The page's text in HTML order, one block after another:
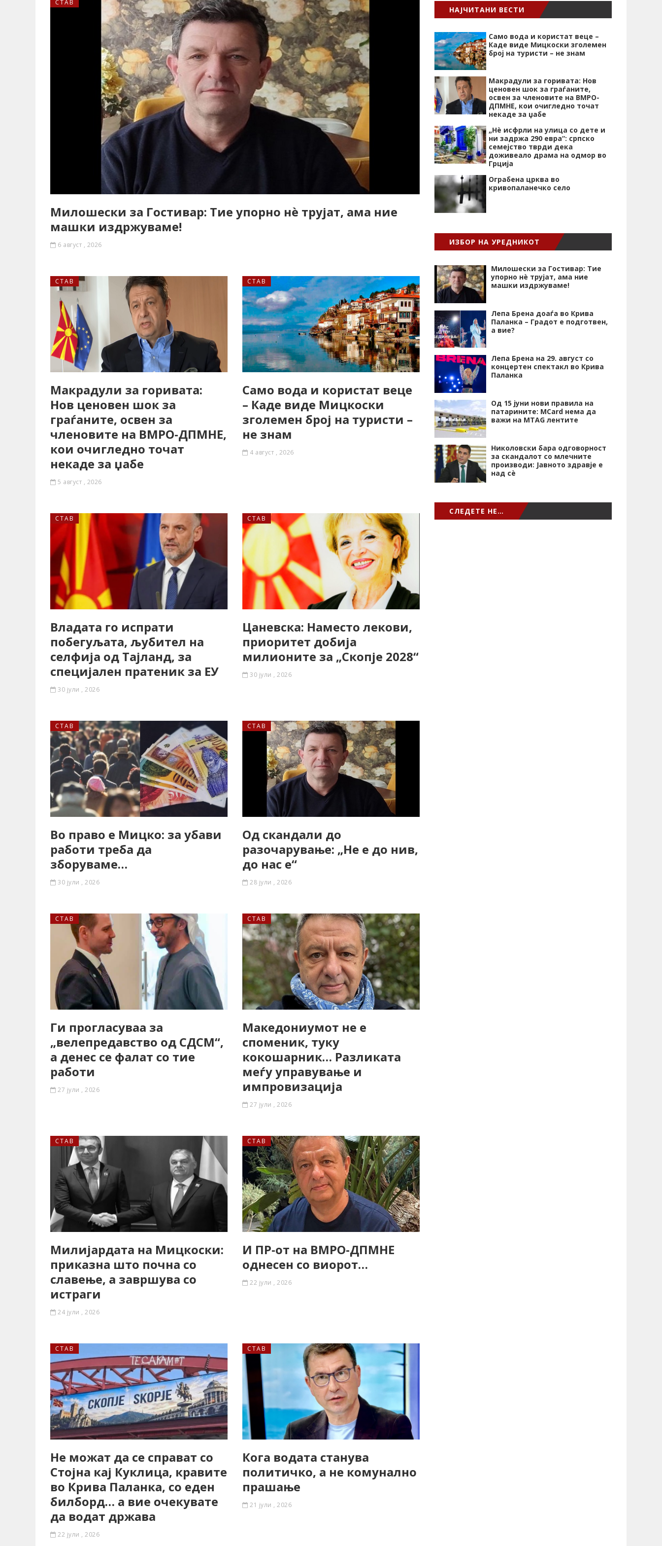
СТАВ
Милошески за Гостивар: Тие упорно нѐ трујат, ама ние
машки издржуваме!
6 август , 2026
СТАВ
Макрадули за горивата:
Нов ценовен шок за
граѓаните, освен за
членовите на ВМРО-ДПМНЕ,
кои очигледно точат
некаде за џабе
5 август , 2026
СТАВ
Само вода и користат веце
– Каде виде Мицкоски
зголемен број на туристи –
не знам
4 август , 2026
СТАВ
Владата го испрати
побегуљата, љубител на
селфија од Тајланд, за
специјален пратеник за ЕУ
30 јули , 2026
СТАВ
Цаневска: Наместо лекови,
приоритет добија
милионите за „Скопје 2028“
30 јули , 2026
СТАВ
Во право е Мицко: за убави
работи треба да
зборуваме…
30 јули , 2026
СТАВ
Од скандали до
разочарување: „Не е до нив,
до нас е“
28 јули , 2026
СТАВ
Ги прогласуваа за
„велепредавство од СДСМ“,
а денес се фалат со тие
работи
27 јули , 2026
СТАВ
Македониумот не е
споменик, туку
кокошарник… Разликата
меѓу управување и
импровизација
27 јули , 2026
СТАВ
Милијардата на Мицкоски:
приказна што почна со
славење, а завршува со
истраги
24 јули , 2026
СТАВ
И ПР-от на ВМРО-ДПМНЕ
однесен со виорот…
22 јули , 2026
СТАВ
Не можат да се справат со
Стојна кај Куклица, кравите
во Крива Паланка, со еден
билборд… а вие очекувате
да водат држава
22 јули , 2026
СТАВ
Кога водата станува
политичко, а не комунално
прашање
21 јули , 2026
НАЈЧИТАНИ ВЕСТИ
Само вода и користат веце –
Каде виде Мицкоски зголемен
број на туристи – не знам
Макрадули за горивата: Нов
ценовен шок за граѓаните,
освен за членовите на ВМРО-
ДПМНЕ, кои очигледно точат
некаде за џабе
„Нѐ исфрли на улица со дете и
ни задржа 290 евра“: српско
семејство тврди дека
доживеало драма на одмор во
Грција
Ограбена црква во
кривопаланечко село
ИЗБОР НА УРЕДНИКОТ
Милошески за Гостивар: Тие
упорно нѐ трујат, ама ние
машки издржуваме!
Лепа Брена доаѓа во Крива
Паланка – Градот е подготвен,
а вие?
Лепа Брена на 29. август со
концертен спектакл во Крива
Паланка
Од 15 јуни нови правила на
патарините: MCard нема да
важи на MTAG лентите
Николовски бара одговорност
за скандалот со млечните
производи: Јавното здравје е
над сѐ
СЛЕДЕТЕ НЕ…